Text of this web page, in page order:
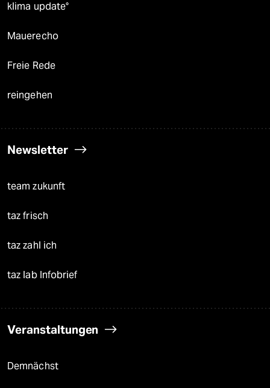
klima update°
Mauerecho
Freie Rede
reingehen
Newsletter
team zukunft
taz frisch
taz zahl ich
taz lab Infobrief
Veranstaltungen
Demnächst